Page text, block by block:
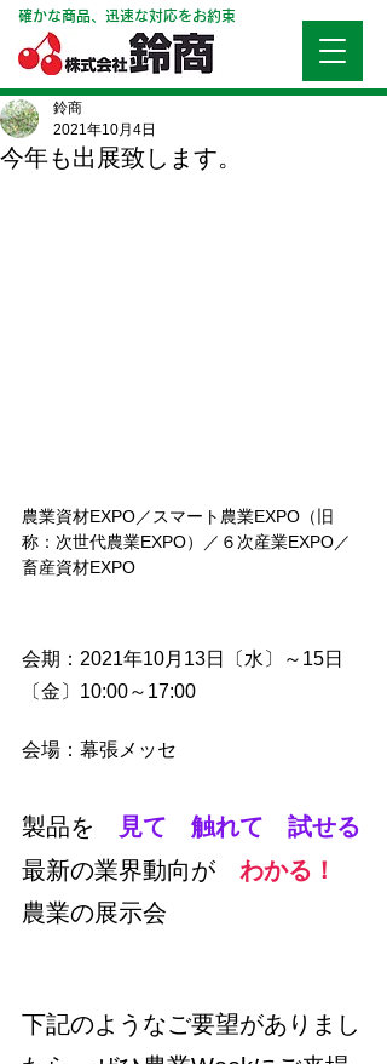
確かな商品、迅速な対応をお約束
今年も出展致します。
鈴商
2021年10月4日
農業資材EXPO／スマート農業EXPO（旧
称：次世代農業EXPO）／６次産業EXPO／
畜産資材EXPO
会期：2021年10月13日〔水〕～15日
〔金〕10:00～17:00
会場：幕張メッセ
製品を
見て　触れて　試せる
最新の業界動向が わかる！
農業の展示会
下記のようなご要望がありまし